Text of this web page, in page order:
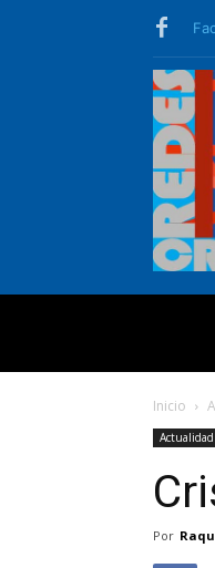
Inicio
Por